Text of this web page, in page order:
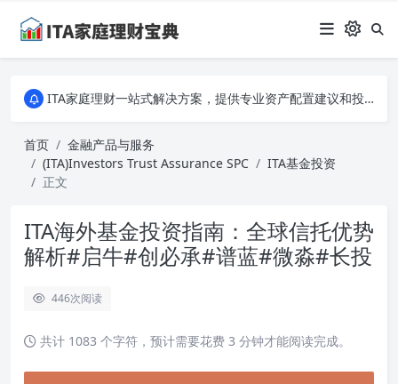
ITA家庭理财一站式解决方案，提供专业资产配置建议和投资策略分析。从入门到专家，全面掌握家庭财务规划的秘诀，让您的财富稳健增长！
ITA家庭理财一站式解决方案，提供专业资产配置建议和投资策略分析。从入门到专家，全面掌握家庭财务规划的秘诀，让您的财富稳健增长！
首页
金融产品与服务
(ITA)Investors Trust Assurance SPC
ITA基金投资
正文
ITA海外基金投资指南：全球信托优势
解析#启牛#创必承#谱蓝#微淼#长投
446次阅读
共计 1083 个字符，预计需要花费 3 分钟才能阅读完成。